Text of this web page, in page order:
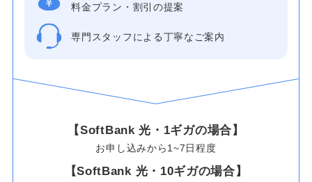
料金プラン・割引の提案
専門スタッフによる丁寧なご案内
【SoftBank 光・1ギガの場合】
お申し込みから1~7日程度
【SoftBank 光・10ギガの場合】